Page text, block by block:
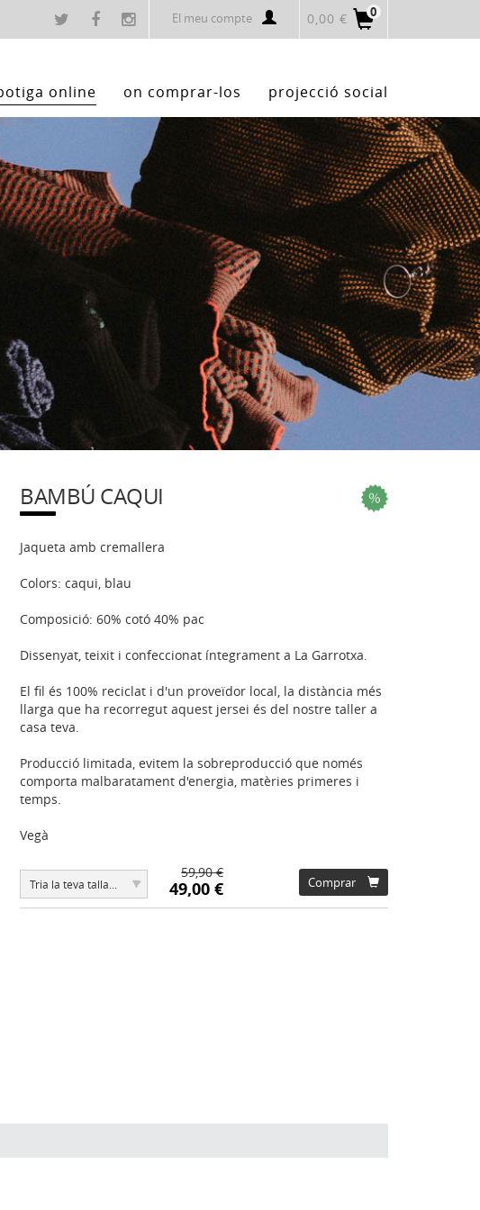
0
0,00 €
El meu compte
online on comprar-los projecció social
BAMBÚ CAQUI
Jaqueta amb cremallera
Colors: caqui, blau
Composició: 60% cotó 40% pac
Dissenyat, teixit i confeccionat íntegrament a La Garrotxa.
El fil és 100% reciclat i d'un proveïdor local, la distància més
llarga que ha recorregut aquest jersei és del nostre taller a
casa teva.
Producció limitada, evitem la sobreproducció que només
comporta malbaratament d'energia, matèries primeres i
temps.
Vegà
Tria la teva talla... ▾
59,90 €
49,00 € Comprar